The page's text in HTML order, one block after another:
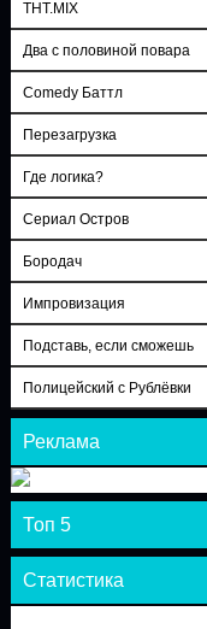
ТНТ.MIX
Два с половиной повара
Comedy Баттл
Перезагрузка
Где логика?
Сериал Остров
Бородач
Импровизация
Подставь, если сможешь
Полицейский с Рублёвки
Реклама
Топ 5
Статистика